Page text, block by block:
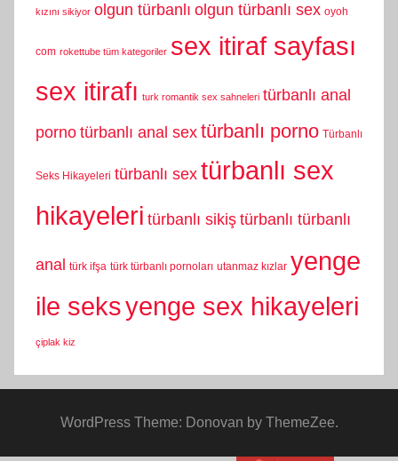
kızını sikiyor olgun türbanlı olgun türbanlı sex oyoh
com rokettube tüm kategoriler sex itiraf sayfası
sex itirafı turk romantik sex sahneleri türbanlı anal
porno türbanlı anal sex türbanlı porno Türbanlı
Seks Hikayeleri türbanlı sex türbanlı sex
hikayeleri türbanlı sikiş türbanlı türbanlı
anal türk ifşa türk türbanlı pornoları utanmaz kızlar yenge
ile seksyenge sex hikayeleri
çiplak kiz
WordPress Theme: Donovan by ThemeZee.